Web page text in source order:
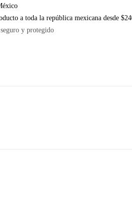
a toda la república mexicana desde
y protegido